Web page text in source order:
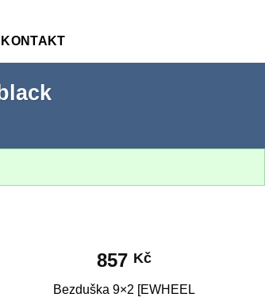
KONTAKT
857 Kč
Bezduška 9×2 [EWHEEL